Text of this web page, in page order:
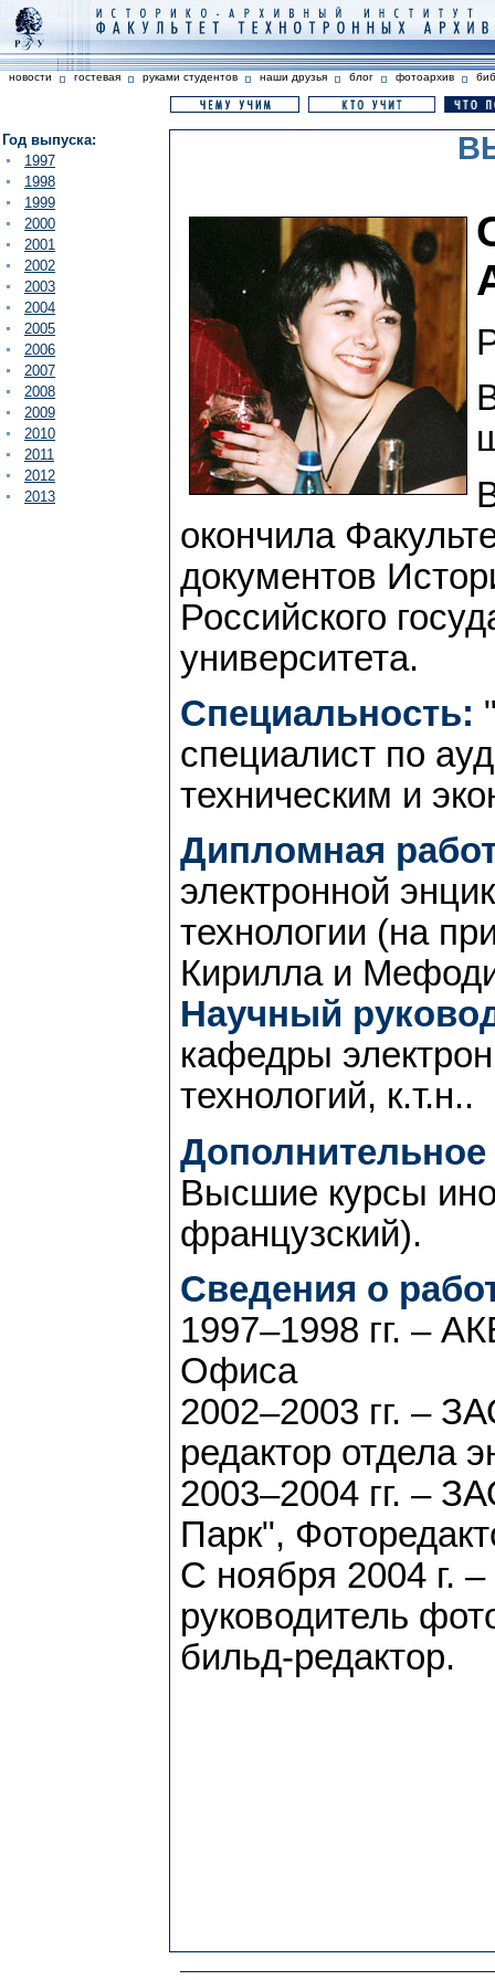
новости гостевая руками студентов наши друзья блог фотоархив
Год выпуска:
1997
1998
1999
2000
2001
2002
2003
2004
2005
2006
2007
2008
2009
2010
2011
2012
2013
окончила
документов
Российского
университета.
Специальность:
специалист по
техническим и
Дипломная
электронной
технологии (на
Кирилла и
Научный
кафедры
технологий, к.т.н..
Дополнительное
Высшие курсы
французский).
Сведения о
1997–1998 гг. –
Офиса
2002–2003 гг. –
редактор отдела
2003–2004 гг. –
Парк",
С ноября 2004 г.
руководитель
бильд-редактор.